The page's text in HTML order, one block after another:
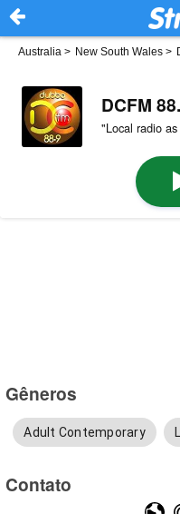
Australia > New South Wales >
DCFM
"Local radio
Gêneros
Adult Contemporary
Contato